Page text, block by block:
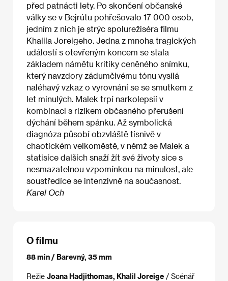
před patnácti lety. Po skončení občanské
války se v Bejrútu pohřešovalo 17 000 osob,
jedním z nich je strýc spolurežiséra filmu
Khalila Joreigeho. Jedna z mnoha tragických
událostí s otevřeným koncem se stala
základem námětu kritiky ceněného snímku,
který navzdory zádumčivému tónu vysílá
naléhavý vzkaz o vyrovnání se se smutkem z
let minulých. Malek trpí narkolepsií v
kombinaci s rizikem občasného přerušení
dýchání během spánku. Až symbolická
diagnóza působí obzvláště tísnivě v
chaotickém velkoměstě, v němž se Malek a
statisíce dalších snaží žít své životy sice s
nesmazatelnou vzpomínkou na minulost, ale
soustředíce se intenzivně na současnost.
Karel Och
O filmu
88 min / Barevný, 35 mm
Režie Joana Hadjithomas, Khalil Joreige / Scénář